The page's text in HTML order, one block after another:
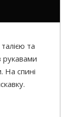
та
рукавами
На спині